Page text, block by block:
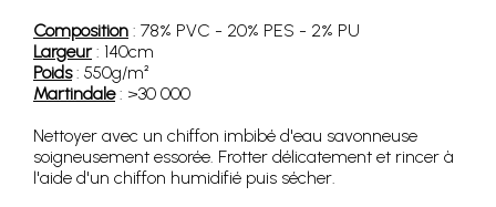
Composition : 78% PVC - 20% PES - 2% PU
Largeur: 140cm
Poids: 550g/m²
Martindale: >30 000
Nettoyer avec un chiffon imbibé d'eau savonneuse
soigneusement essorée. Frotter délicatement et rincer à
l'aide d'un chiffon humidifié puis sécher.